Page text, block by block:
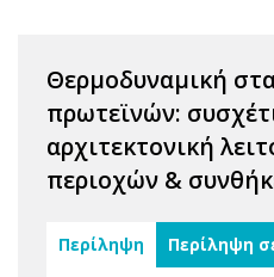
Θερμοδυναμική
πρωτεϊνών:
αρχιτεκτονική
περιοχών &
Περίληψη Περίληψη